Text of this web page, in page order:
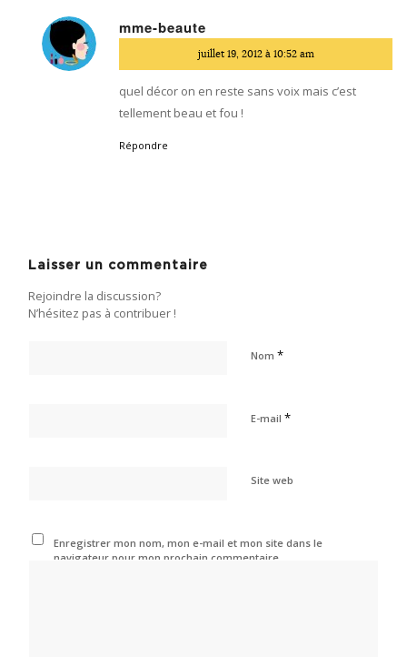
mme-beaute
:
juillet 19, 2012 à 10:52 am
quel décor on en reste sans voix mais c’est
tellement beau et fou !
Répondre
Laisser un commentaire
Rejoindre la discussion?
N’hésitez pas à contribuer !
Nom*
E-mail*
Site web
Enregistrer mon nom, mon e-mail et mon site dans le
navigateur pour mon prochain commentaire.